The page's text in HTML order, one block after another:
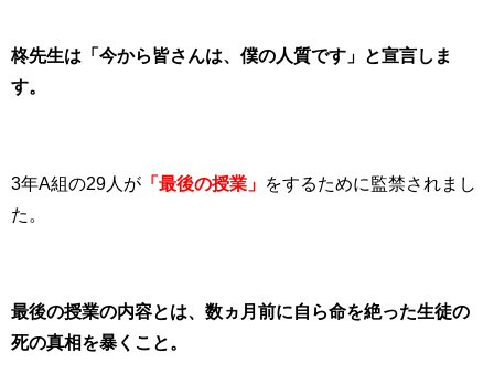
柊先生は「今から皆さんは、僕の人質です」と宣言しま
す。
3年A組の29人が 「最後の授業」
をするために監禁されまし
た。
最後の授業の内容とは、数ヵ月前に自ら命を絶った生徒の
死の真相を暴くこと。